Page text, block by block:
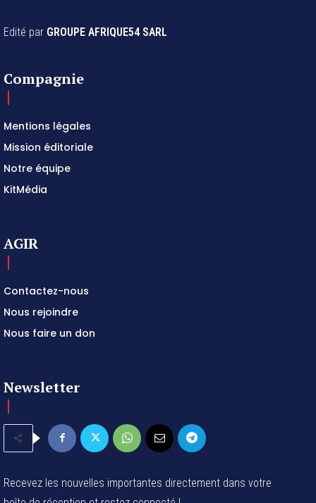
Edité par GROUPE AFRIQUE54 SARL
Compagnie
Mentions légales
Mission éditoriale
Notre équipe
KitMédia
AGIR
Contactez-nous
Nous rejoindre
Nous faire un don
Newsletter
Recevez les nouvelles importantes directement dans votre